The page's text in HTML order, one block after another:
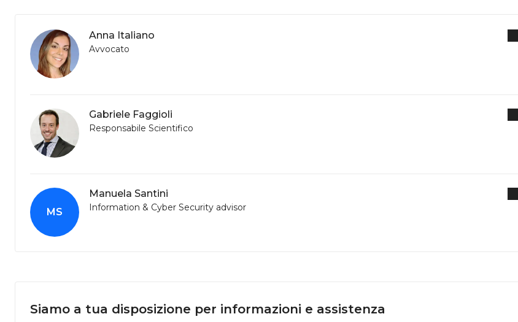
Anna Italiano
Avvocato
Gabriele Faggioli
Responsabile Scientifico
MS
Manuela Santini
Information & Cyber Security advisor
Siamo a tua disposizione per informazioni e assistenza